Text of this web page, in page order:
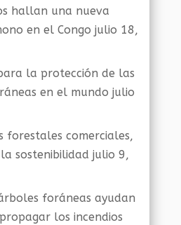
hallan una nueva
en el Congo julio 18,
la protección de las
en el mundo julio
forestales comerciales,
sostenibilidad julio 9,
foráneas ayudan
los incendios